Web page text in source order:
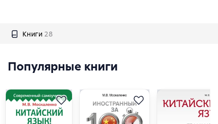
Книги 28
Популярные книги